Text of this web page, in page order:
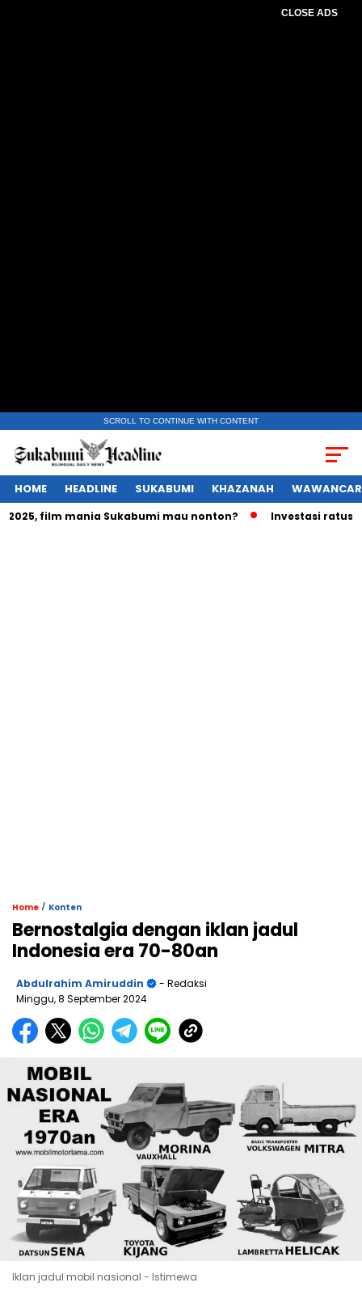
CLOSE ADS
SCROLL TO CONTINUE WITH CONTENT
HOME HEADLINE SUKABUMI KHAZANAH
mania Sukabumi mau nonton? Investasi ratusan triliun
Home / Konten
Bernostalgia dengan iklan jadul
Indonesia era 70-80an
Abdulrahim Amiruddin
- Redaksi
Minggu, 8 September 2024
Iklan jadul mobil nasional - Istimewa